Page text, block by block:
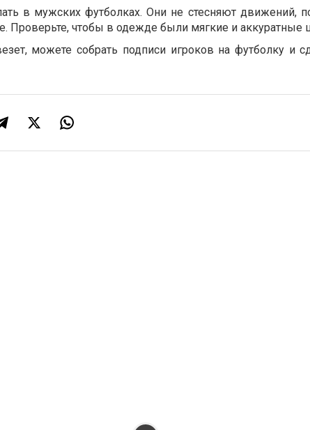
в мужских футболках. Они не стесняют движений,
Проверьте, чтобы в одежде были мягкие и аккуратные
можете собрать подписи игроков на футболку и